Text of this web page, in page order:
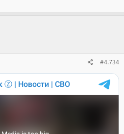
#4.734